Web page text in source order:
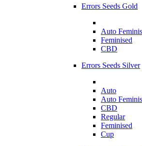
Errors Seeds Gold
Auto
Feminised
CBD
Errors Seeds Silver
Auto
Auto
CBD
Regular
Feminised
Cup